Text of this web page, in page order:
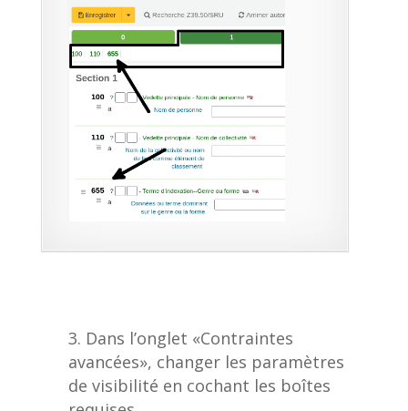
Dans l’onglet «Contraintes
avancées», changer les paramètres
de visibilité en cochant les boîtes